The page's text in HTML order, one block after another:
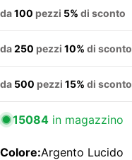
da100 pezzi 5% di sconto
da250 pezzi 10% di sconto
da 500 pezzi 15% di sconto
15084 in magazzino
Colore:Argento Lucido